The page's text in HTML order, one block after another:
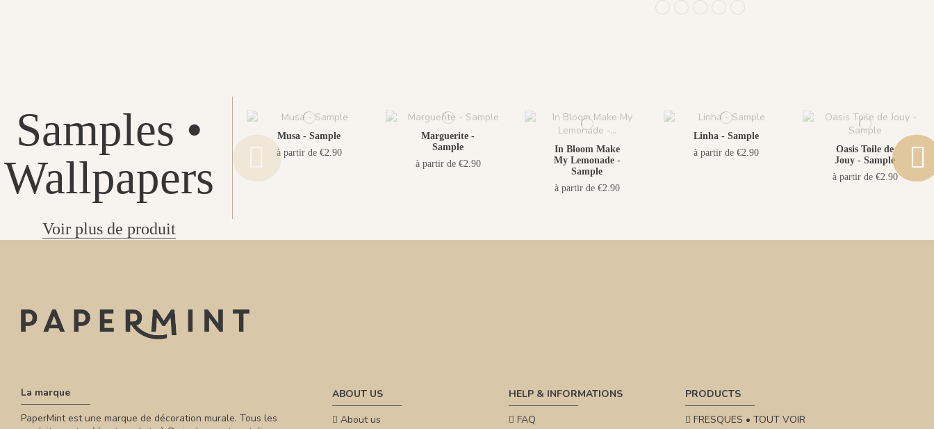
Samples •
Wallpapers
Voir plus de produit
Musa - Sample
à partir de €2.90
Marguerite -
Sample
à partir de €2.90
In Bloom Make
My Lemonade -
Sample
à partir de €2.90
Linha - Sample
à partir de €2.90
Oasis Toile de
Jouy - Sample
à partir de €2.90
La marque
PaperMint est une marque de décoration murale. Tous les
ABOUT US
About us
HELP & INFORMATIONS
FAQ
PRODUCTS
FRESQUES • TOUT VOIR